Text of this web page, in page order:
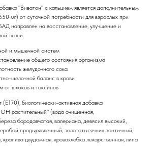
"Виватон" с кальцием является дополнительным
мг) от суточной потребности для взрослых при
направлен на восстановление, улучшение и
ткани.
и мышечной систем
общего состояния организма
желудочного сока
щелочной баланс в крови
от шлаков и токсинов
(Е170), биологически-активная добавка
растительный" (вода очищенная,
бородавчатая, валериана, девясил высокий,
продырявленный, золототысячник зонтичный,
крапива двудомная, кровохлебка лекарственная, липа